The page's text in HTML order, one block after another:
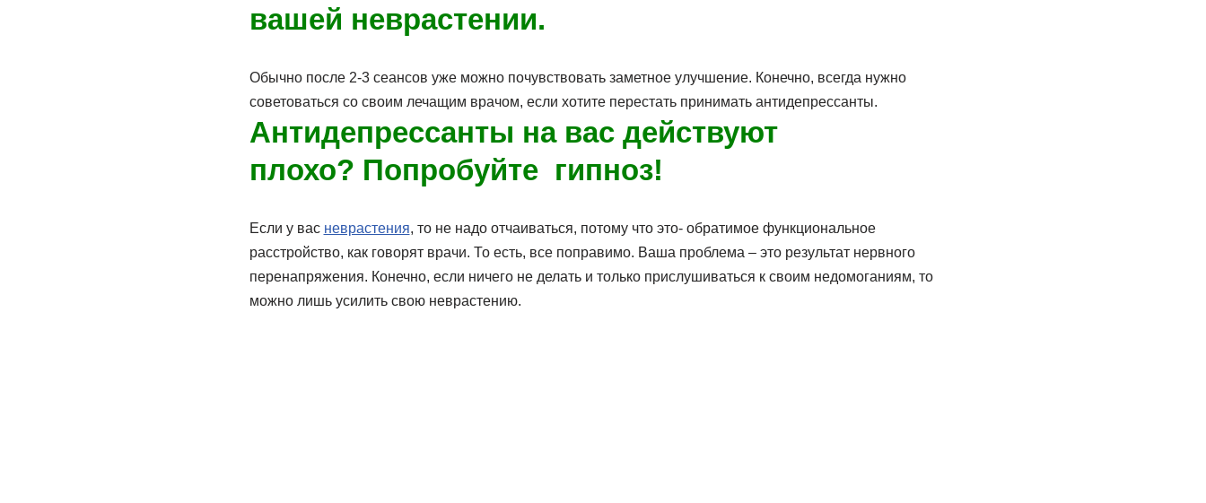
вашей неврастении.
Обычно после 2-3 сеансов уже можно почувствовать заметное улучшение. Конечно, всегда нужно
советоваться со своим лечащим врачом, если хотите перестать принимать антидепрессанты.
Антидепрессанты на вас действуют
плохо? Попробуйте гипноз!
Если у вас неврaстения, то не надо отчаиваться, потому что это- обратимое функциональное
расстройство, как говорят врачи. То есть, все поправимо. Ваша проблема – это результат нервного
перенапряжения. Конечно, если ничего не делать и только прислушиваться к своим недомоганиям, то
можно лишь усилить свою неврастению.